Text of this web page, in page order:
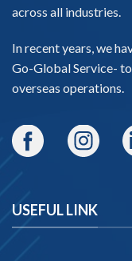
across all industries.
In recent years, we
Go-Global Service-
overseas operations.
USEFUL LINK